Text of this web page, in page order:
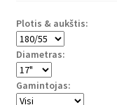
Plotis & aukštis:
Diametras:
Gamintojas: